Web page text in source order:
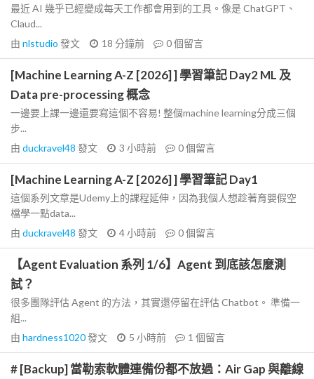
最近 AI 幾乎已經變成每天工作都會用到的工具。像是 ChatGPT、
Claud...
由 nlstudio 發文 18 分鐘前 0個留言
[Machine Learning A-Z [2026] ] 學習筆記 Day2 ML 及
Data pre-processing 概念
一邊要上課一邊還要寫這個不容易! 整個machine learning分成三個
步...
由 duckravel48 發文 3 小時前 0個留言
[Machine Learning A-Z [2026] ] 學習筆記 Day1
這個系列文章是Udemy上的課程延伸，因為我個人想趁著育嬰假空
檔學一點data...
由 duckravel48 發文 4 小時前 0個留言
【Agent Evaluation 系列 1/6】Agent 到底該怎麼測
試？
很多團隊評估 Agent 的方法，其實還停留在評估 Chatbot。 準備一
組...
由 hardness1020發文 5 小時前 1 個留言
# [Backup] 當勒索軟體連備份都不放過：Air Gap 與離線